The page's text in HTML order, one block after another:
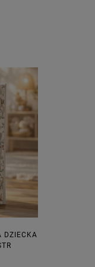
DZIECKA